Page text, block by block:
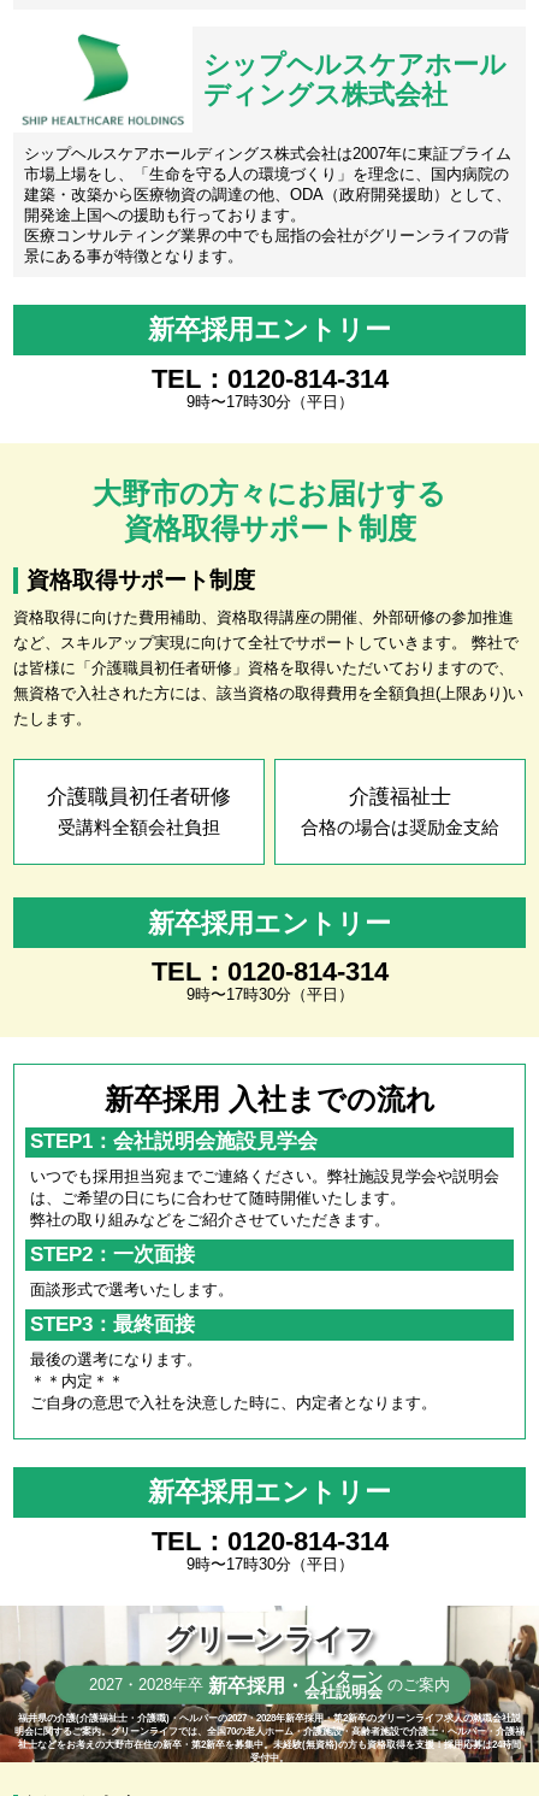
シップヘルスケアホール
ディングス株式会社
シップヘルスケアホールディングス株式会社は2007年に東証プライム
市場上場をし、「生命を守る人の環境づくり」を理念に、国内病院の
建築・改築から医療物資の調達の他、ODA（政府開発援助）として、
開発途上国への援助も行っております。
医療コンサルティング業界の中でも屈指の会社がグリーンライフの背
景にある事が特徴となります。
新卒採用エントリー
TEL：0120-814-314
9時〜17時30分（平日）
大野市の方々にお届けする
資格取得サポート制度
資格取得サポート制度
資格取得に向けた費用補助、資格取得講座の開催、外部研修の参加推進
など、スキルアップ実現に向けて全社でサポートしていきます。 弊社で
は皆様に「介護職員初任者研修」資格を取得いただいておりますので、
無資格で入社された方には、該当資格の取得費用を全額負担(上限あり)い
たします。
介護職員初任者研修
受講料全額会社負担
介護福祉士
合格の場合は奨励金支給
新卒採用エントリー
TEL：0120-814-314
9時〜17時30分（平日）
新卒採用 入社までの流れ
STEP1：会社説明会施設見学会
いつでも採用担当宛までご連絡ください。弊社施設見学会や説明会
は、ご希望の日にちに合わせて随時開催いたします。
弊社の取り組みなどをご紹介させていただきます。
STEP2：一次面接
面談形式で選考いたします。
STEP3：最終面接
最後の選考になります。
＊＊内定＊＊
ご自身の意思で入社を決意した時に、内定者となります。
新卒採用エントリー
TEL：0120-814-314
9時〜17時30分（平日）
グリーンライフ
2027・2028年卒 新卒採用・ インターン
会社説明会 のご案内
福井県の介護(介護福祉士・介護職)・ヘルパーの2027・2028年新卒採用・第2新卒のグリーンライフ求人の就職会社説
明会に関するご案内。グリーンライフでは、全国70の老人ホーム・介護施設・高齢者施設で介護士・ヘルパー・介護福
祉士などをお考えの大野市在住の新卒・第2新卒を募集中。未経験(無資格)の方も資格取得を支援！採用応募は24時間
受付中。